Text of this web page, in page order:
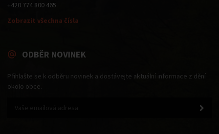
+420 774 800 465
Zobrazit všechna čísla
ODBĚR NOVINEK
Přihlašte se k odběru novinek a dostávejte aktuální informace z dění
okolo obce.